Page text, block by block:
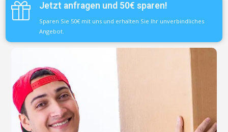
Jetzt anfragen und 50€ sparen!
Sparen Sie 50€ mit uns und erhalten Sie Ihr unverbindliches
Angebot.